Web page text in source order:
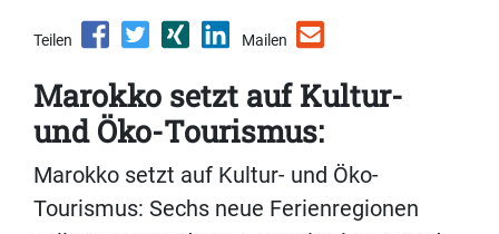
Teilen Mailen
Marokko setzt auf Kultur-
und Öko-Tourismus:
Marokko setzt auf Kultur- und Öko-
Tourismus: Sechs neue Ferienregionen